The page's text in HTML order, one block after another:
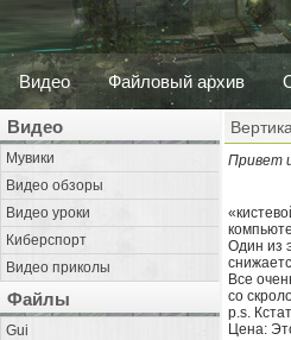
Видео Файловый архив
Видео
Мувики
Видео обзоры
Видео уроки
Киберспорт
Видео приколы
Файлы
Gui
Привет
Один из
Все
со
p.s.
Цена: